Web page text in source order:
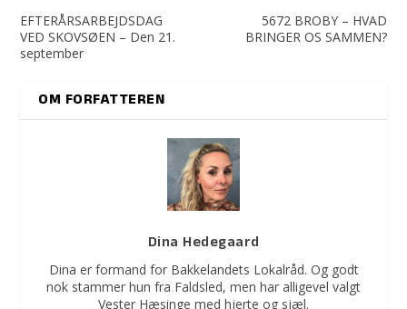
EFTERÅRSARBEJDSDAG
VED SKOVSØEN – Den 21.
september
5672 BROBY – HVAD
BRINGER OS SAMMEN?
OM FORFATTEREN
Dina Hedegaard
Dina er formand for Bakkelandets Lokalråd. Og godt
nok stammer hun fra Faldsled, men har alligevel valgt
Vester Hæsinge med hjerte og sjæl.